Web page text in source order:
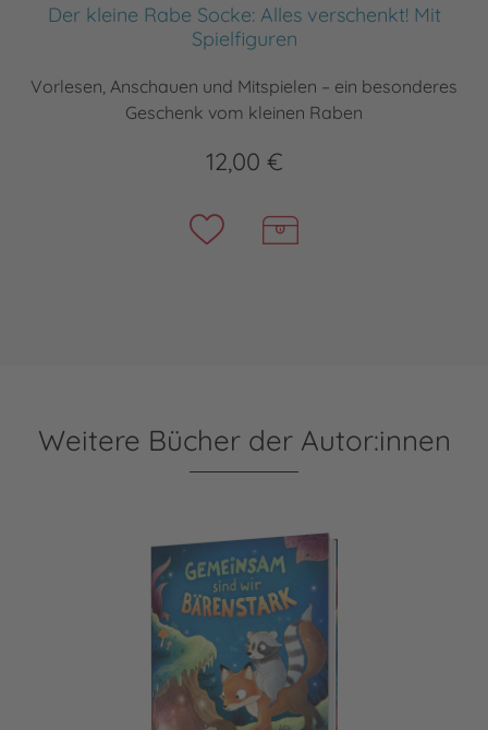
Der kleine Rabe Socke: Alles verschenkt! Mit
Spielfiguren
Vorlesen, Anschauen und Mitspielen – ein besonderes
Geschenk vom kleinen Raben
12,00 €
Weitere Bücher der Autor:innen
Gemeinsam sind wir bärenstark